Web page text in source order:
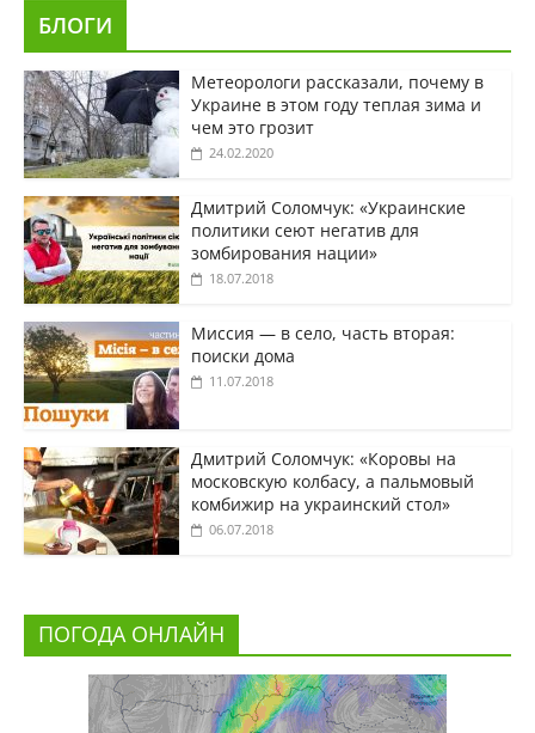
БЛОГИ
Метеорологи рассказали, почему в
Украине в этом году теплая зима и
чем это грозит
24.02.2020
Дмитрий Соломчук: «Украинские
политики сеют негатив для
зомбирования нации»
18.07.2018
Миссия — в село, часть вторая:
поиски дома
11.07.2018
Дмитрий Соломчук: «Коровы на
московскую колбасу, а пальмовый
комбижир на украинский стол»
06.07.2018
ПОГОДА ОНЛАЙН